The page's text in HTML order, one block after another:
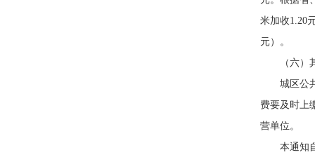
米加收1.20
元）。
（六）
城区公
费要及时上
营单位。
本通知